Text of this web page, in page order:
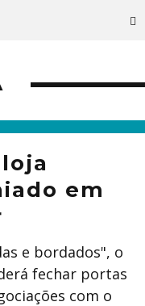
em
e bordados", o
fechar portas
com o